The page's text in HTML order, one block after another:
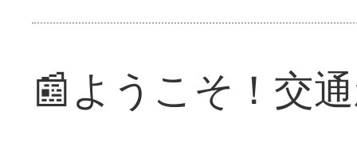
📰ようこそ！交